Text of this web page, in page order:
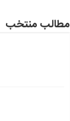
مطالب منتخب